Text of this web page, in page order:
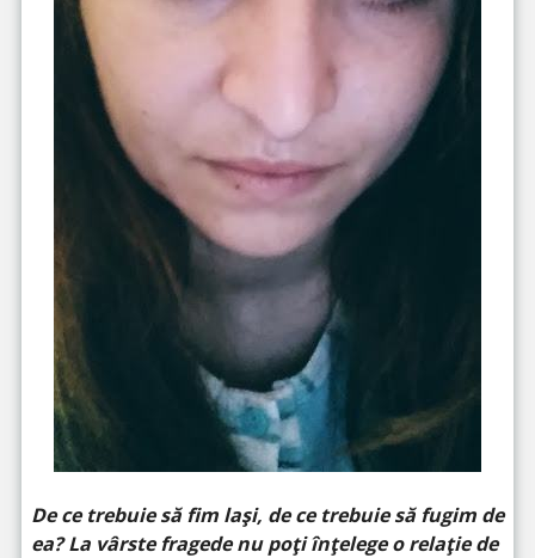
De ce trebuie să fim lași, de ce trebuie să fugim de
ea? La vârste fragede nu poți înțelege o relație de